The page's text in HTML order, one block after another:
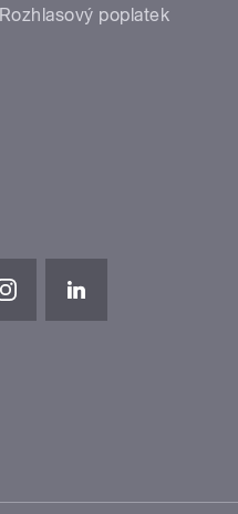
Rozhlasový poplatek